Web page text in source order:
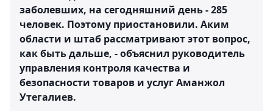
заболевших, на сегодняшний день - 285
человек. Поэтому приостановили. Аким
области и штаб рассматривают этот вопрос,
как быть дальше, - объяснил руководитель
управления контроля качества и
безопасности товаров и услуг Аманжол
Утегалиев.